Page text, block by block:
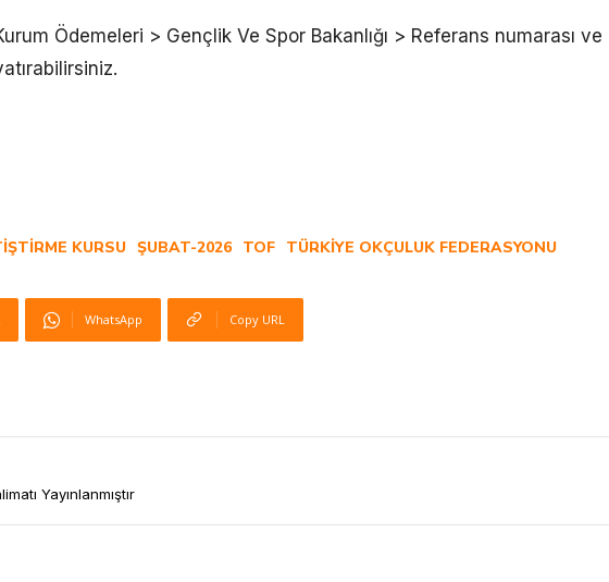
Ödemeleri > Gençlik Ve Spor Bakanlığı > Referans numarası ve
KURSU ŞUBAT-2026 TOF TÜRKIYE OKÇULUK FEDERASYONU
WhatsApp Copy URL
Yayınlanmıştır